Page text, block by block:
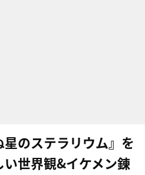
のステラリウム』を
世界観&イケメン錬